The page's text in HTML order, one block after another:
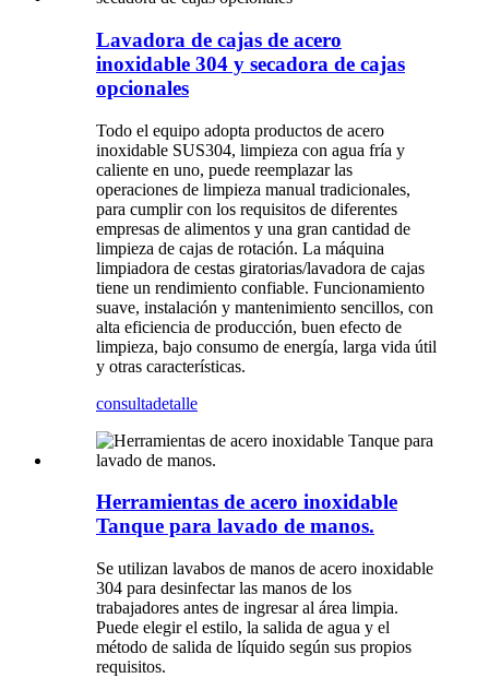
Lavadora de cajas de acero
inoxidable 304 y secadora de cajas
opcionales
Todo el equipo adopta productos de acero
inoxidable SUS304, limpieza con agua fría y
caliente en uno, puede reemplazar las
operaciones de limpieza manual tradicionales,
para cumplir con los requisitos de diferentes
empresas de alimentos y una gran cantidad de
limpieza de cajas de rotación. La máquina
limpiadora de cestas giratorias/lavadora de cajas
tiene un rendimiento confiable. Funcionamiento
suave, instalación y mantenimiento sencillos, con
alta eficiencia de producción, buen efecto de
limpieza, bajo consumo de energía, larga vida útil
y otras características.
consultadetalle
Herramientas de acero inoxidable
Tanque para lavado de manos.
Se utilizan lavabos de manos de acero inoxidable
304 para desinfectar las manos de los
trabajadores antes de ingresar al área limpia.
Puede elegir el estilo, la salida de agua y el
método de salida de líquido según sus propios
requisitos.